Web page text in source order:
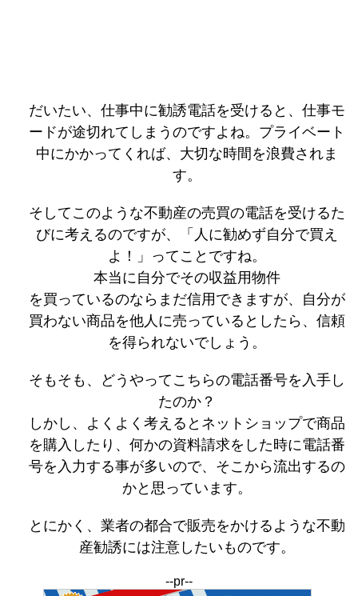
だいたい、仕事中に勧誘電話を受けると、仕事モ
ードが途切れてしまうのですよね。プライベート
中にかかってくれば、大切な時間を浪費されま
す。
そしてこのような不動産の売買の電話を受けるた
びに考えるのですが、「人に勧めず自分で買え
よ！」ってことですね。
本当に自分でその収益用物件
を買っているのならまだ信用できますが、自分が
買わない商品を他人に売っているとしたら、信頼
を得られないでしょう。
そもそも、どうやってこちらの電話番号を入手し
たのか？
しかし、よくよく考えるとネットショップで商品
を購入したり、何かの資料請求をした時に電話番
号を入力する事が多いので、そこから流出するの
かと思っています。
とにかく、業者の都合で販売をかけるような不動
産勧誘には注意したいものです。
--pr--